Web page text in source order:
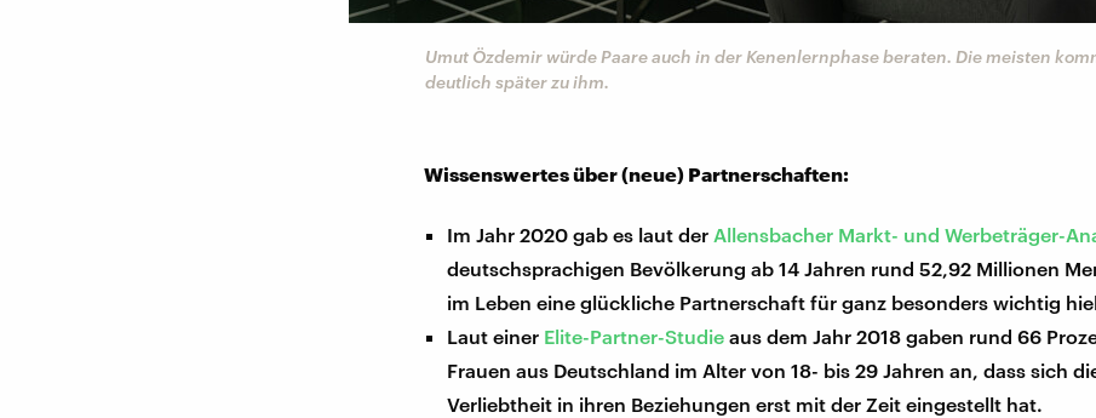
Umut Özdemir würde Paare auch in der Kenenlernphase beraten. Die meisten
deutlich später zu ihm.
Wissenswertes über (neue) Partnerschaften:
Im Jahr 2020 gab es laut der Allensbacher Markt- und Werbeträger-
deutschsprachigen Bevölkerung ab 14 Jahren rund 52,92 Millionen
im Leben eine glückliche Partnerschaft für ganz besonders wichtig
Laut einer Elite-Partner-Studie aus dem Jahr 2018 gaben rund 66
Frauen aus Deutschland im Alter von 18- bis 29 Jahren an, dass sich
Verliebtheit in ihren Beziehungen erst mit der Zeit eingestellt hat.